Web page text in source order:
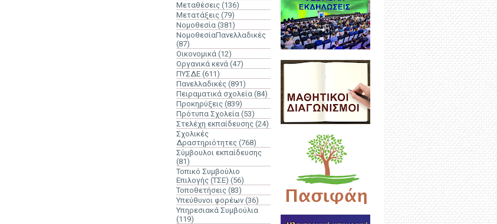
Μεταθέσεις (136)
Μετατάξεις (79)
Νομοθεσία (381)
ΝομοθεσίαΠανελλαδικές
(87)
Οικονομικά (12)
Οργανικά κενά (47)
ΠΥΣΔΕ (611)
Πανελλαδικές (891)
Πειραματικά σχολεία (84)
Προκηρύξεις (839)
Πρότυπα Σχολεία (53)
Στελέχη εκπαίδευσης (24)
Σχολικές
Δραστηριότητες (768)
Σύμβουλοι εκπαίδευσης
(81)
Τοπικό Συμβούλιο
Επιλογής (ΤΣΕ) (56)
Τοποθετήσεις (83)
Υπεύθυνοι φορέων (36)
Υπηρεσιακά Συμβούλια
(119)